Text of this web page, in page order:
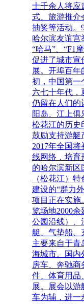
士千余人将应
式、旅游推介
抽奖等活动。
哈尔滨友谊宫
“哈马”、“F1
促进了城市宣
展。开埠百
初，中国第一
六七十年代，
仍留在人们的
阳岛、江上俱
松花江的历史
鼓励支持游艇
2017年全国
线网络，培育
的哈尔滨新区
（松花江）
建设的“群力
项目正在实施
览场地2000
公园沿线）、
艇、气垫船、
主要来自于青
海城市。国内
房车、奔驰商
件、体育用品
展。展会以游
车为辅，进一